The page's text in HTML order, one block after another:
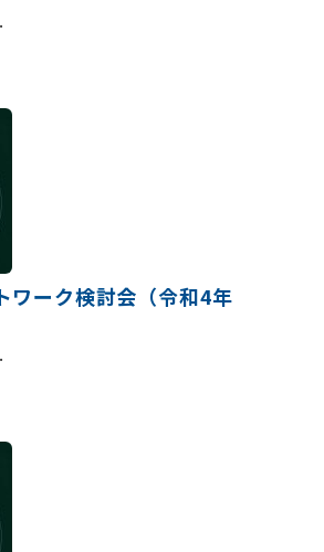
ワーク検討会（令和4年